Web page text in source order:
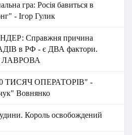
гра: Росія бавиться в
- Ігор Гулик
Справжня причина
в РФ - є ДВА фактори.
ЛАВРОВА
ТИСЯЧ ОПЕРАТОРІВ" -
Вовнянко
Король освобождений